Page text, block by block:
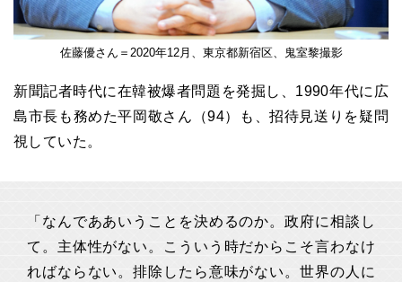
佐藤優さん＝2020年12月、東京都新宿区、鬼室黎撮影
新聞記者時代に在韓被爆者問題を発掘し、1990年代に広
島市長も務めた平岡敬さん（94）も、招待見送りを疑問
視していた。
「なんでああいうことを決めるのか。政府に相談し
て。主体性がない。こういう時だからこそ言わなけ
ればならない。排除したら意味がない。世界の人に